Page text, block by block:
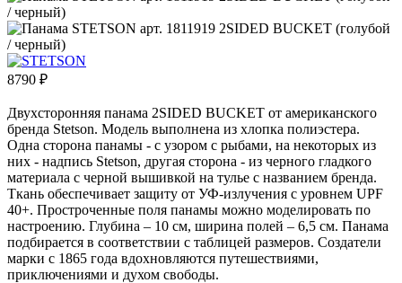
8790 ₽
Двухсторонняя панама 2SIDED BUCKET от американского
бренда Stetson. Модель выполнена из хлопка полиэстера.
Одна сторона панамы - с узором с рыбами, на некоторых из
них - надпись Stetson, другая сторона - из черного гладкого
материала с черной вышивкой на тулье с названием бренда.
Ткань обеспечивает защиту от УФ-излучения с уровнем UPF
40+. Простроченные поля панамы можно моделировать по
настроению. Глубина – 10 см, ширина полей – 6,5 см. Панама
подбирается в соответствии с таблицей размеров. Создатели
марки с 1865 года вдохновляются путешествиями,
приключениями и духом свободы.